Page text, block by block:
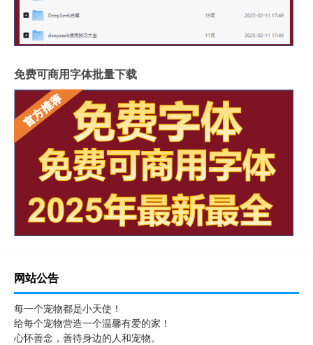
免费可商用字体批量下载
网站公告
每一个宠物都是小天使！
给每个宠物营造一个温馨有爱的家！
心怀善念，善待身边的人和宠物。